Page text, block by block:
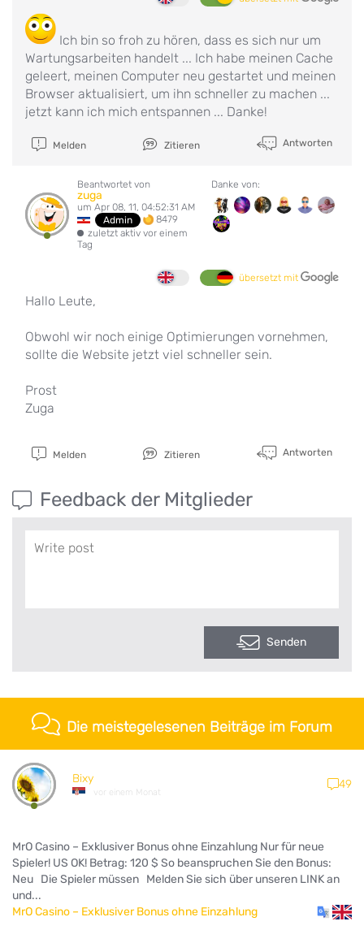
Ich bin so froh zu hören, dass es sich nur um
Wartungsarbeiten handelt ... Ich habe meinen Cache
geleert, meinen Computer neu gestartet und meinen
Browser aktualisiert, um ihn schneller zu machen ...
jetzt kann ich mich entspannen ... Danke!
Melden Zitieren Antworten
Beantwortet von
zuga
um Apr 08, 11, 04:52:31 AM
Admin
8479
zuletzt aktiv vor einem
Tag
Danke von:
übersetzt mit
Hallo Leute,
Obwohl wir noch einige Optimierungen vornehmen,
sollte die Website jetzt viel schneller sein.
Prost
Zuga
Melden Zitieren Antworten
Feedback der Mitglieder
Senden
Die meistegelesenen Beiträge im Forum
Bixy
vor einem Monat
49
MrO Casino – Exklusiver Bonus ohne Einzahlung Nur für neue
Spieler! US OK! Betrag: 120 $ So beanspruchen Sie den Bonus:
Neu Die Spieler müssen Melden Sie sich über unseren LINK an
und...
MrO Casino – Exklusiver Bonus ohne Einzahlung